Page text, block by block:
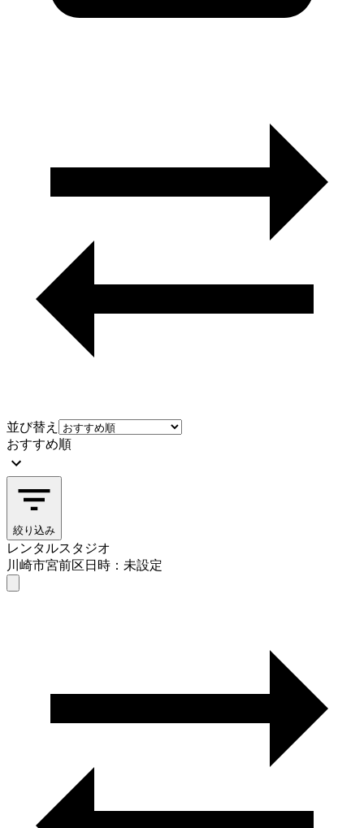
並び替え
おすすめ順
絞り込み
レンタルスタジオ
川崎市宮前区日時：未設定